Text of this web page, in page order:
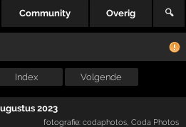
Community Overig 🔍
Index Volgende
2023
fotografie: codaphotos, Coda Photos